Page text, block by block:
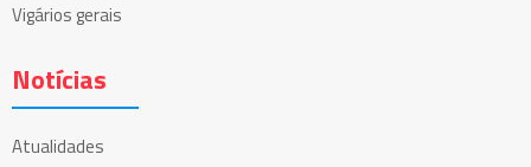
Vigários gerais
Notícias
Atualidades